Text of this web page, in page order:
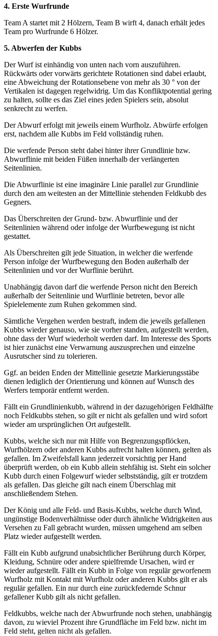
4. Erste Wurfrunde
Team A startet mit 2 Hölzern, Team B wirft 4, danach erhält jedes
Team pro Wurfrunde 6 Hölzer.
5. Abwerfen der Kubbs
Der Wurf ist einhändig von unten nach vorn auszuführen.
Rückwärts oder vorwärts gerichtete Rotationen sind dabei erlaubt,
eine Abweichung der Rotationsebene von mehr als 30 ° von der
Vertikalen ist dagegen regelwidrig. Um das Konfliktpotential gering
zu halten, sollte es das Ziel eines jeden Spielers sein, absolut
senkrecht zu werfen.
Der Abwurf erfolgt mit jeweils einem Wurfholz. Abwürfe erfolgen
erst, nachdem alle Kubbs im Feld vollständig ruhen.
Die werfende Person steht dabei hinter ihrer Grundlinie bzw.
Abwurflinie mit beiden Füßen innerhalb der verlängerten
Seitenlinien.
Die Abwurflinie ist eine imaginäre Linie parallel zur Grundlinie
durch den am weitesten an der Mittellinie stehenden Feldkubb des
Gegners.
Das Überschreiten der Grund- bzw. Abwurflinie und der
Seitenlinien während oder infolge der Wurfbewegung ist nicht
gestattet.
Als Überschreiten gilt jede Situation, in welcher die werfende
Person infolge der Wurfbewegung den Boden außerhalb der
Seitenlinien und vor der Wurflinie berührt.
Unabhängig davon darf die werfende Person nicht den Bereich
außerhalb der Seitenlinie und Wurflinie betreten, bevor alle
Spielelemente zum Ruhen gekommen sind.
Sämtliche Vergehen werden bestraft, indem die jeweils gefallenen
Kubbs wieder genauso, wie sie vorher standen, aufgestellt werden,
ohne dass der Wurf wiederholt werden darf. Im Interesse des Sports
ist hier zunächst eine Verwarnung auszusprechen und einzelne
Ausrutscher sind zu tolerieren.
Ggf. an beiden Enden der Mittellinie gesetzte Markierungsstäbe
dienen lediglich der Orientierung und können auf Wunsch des
Werfers temporär entfernt werden.
Fällt ein Grundlinienkubb, während in der dazugehörigen Feldhälfte
noch Feldkubbs stehen, so gilt er nicht als gefallen und wird sofort
wieder am ursprünglichen Ort aufgestellt.
Kubbs, welche sich nur mit Hilfe von Begrenzungspflöcken,
Wurfhölzern oder anderen Kubbs aufrecht halten können, gelten als
gefallen. Im Zweifelsfall kann jederzeit vorsichtig per Hand
überprüft werden, ob ein Kubb allein stehfähig ist. Steht ein solcher
Kubb durch einen Folgewurf wieder selbstständig, gilt er trotzdem
als gefallen. Das gleiche gilt nach einem Überschlag mit
anschließendem Stehen.
Der König und alle Feld- und Basis-Kubbs, welche durch Wind,
ungünstige Bodenverhältnisse oder durch ähnliche Widrigkeiten aus
Versehen zu Fall gebracht wurden, müssen umgehend am selben
Platz wieder aufgestellt werden.
Fällt ein Kubb aufgrund unabsichtlicher Berührung durch Körper,
Kleidung, Schnüre oder andere spielfremde Ursachen, wird er
wieder aufgestellt. Fällt ein Kubb in Folge von regulär geworfenem
Wurfholz mit Kontakt mit Wurfholz oder anderen Kubbs gilt er als
regulär gefallen. Ein nur durch eine zurückfedernde Schnur
gefallener Kubb gilt als nicht gefallen.
Feldkubbs, welche nach der Abwurfrunde noch stehen, unabhängig
davon, zu wieviel Prozent ihre Grundfläche im Feld bzw. nicht im
Feld steht, gelten nicht als gefallen.